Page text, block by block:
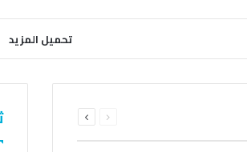
تحميل المزيد
الصفحةالصفحة